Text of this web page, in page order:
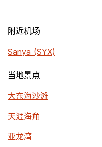
附近机场
Sanya (SYX)
当地景点
大东海沙滩
天涯海角
亚龙湾